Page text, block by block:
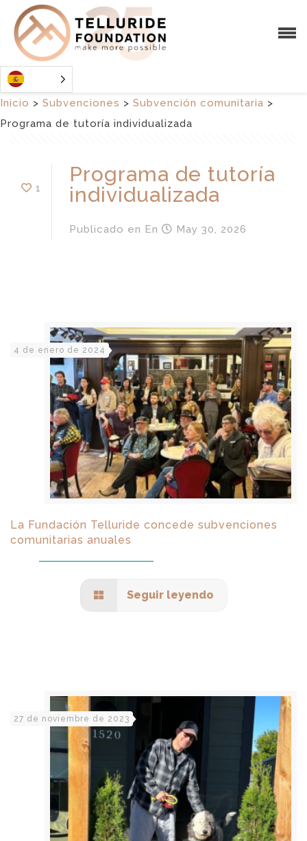
Inicio > Subvenciones > Subvención comunitaria >
Programa de tutoría individualizada
1
Programa de tutoría
individualizada
Publicado en En May 30, 2026
4 de enero de 2024
La Fundación Telluride concede subvenciones
comunitarias anuales
Seguir leyendo
27 de noviembre de 2023